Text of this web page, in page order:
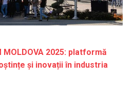
MOLDOVA 2025: platformă
și inovații în industria